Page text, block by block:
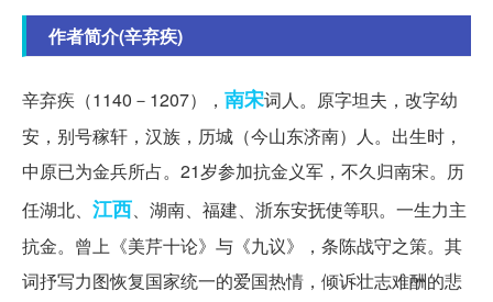
作者简介(辛弃疾)
辛弃疾（1140－1207）， 南宋词人。原字坦夫，改字幼
安，别号稼轩，汉族，历城（今山东济南）人。出生时，
中原已为金兵所占。21岁参加抗金义军，不久归南宋。历
任湖北、 江西、湖南、福建、浙东安抚使等职。一生力主
抗金。曾上《美芹十论》与《九议》，条陈战守之策。其
词抒写力图恢复国家统一的爱国热情，倾诉壮志难酬的悲